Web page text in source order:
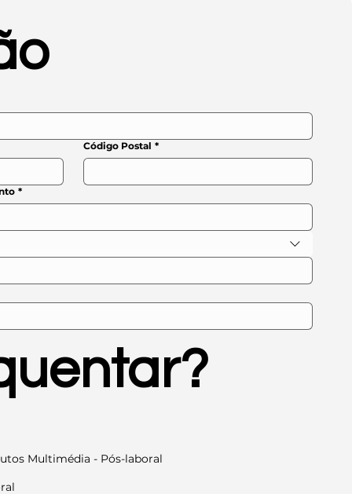
Código Postal *
*
Multimédia - Pós-laboral